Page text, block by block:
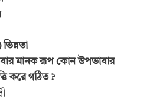
মানক রূপ কোন উপভাষার
করে গঠিত ?